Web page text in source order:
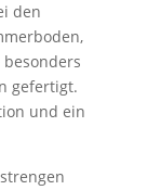
den
gefertigt.
und ein